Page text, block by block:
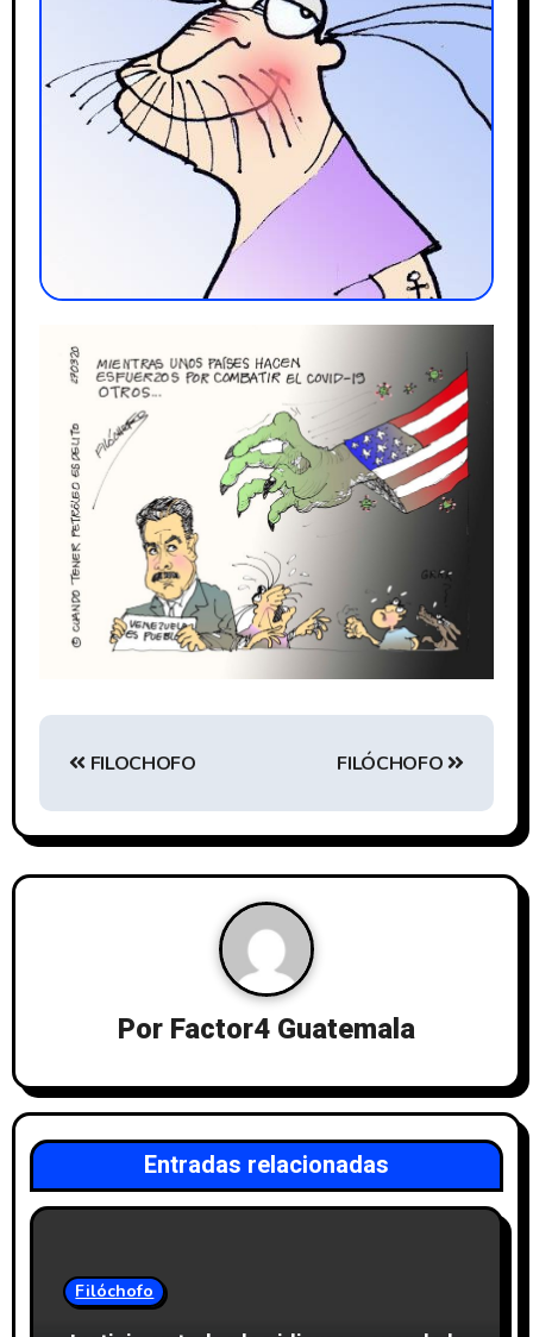
FILOCHOFO FILÓCHOFO
Por Factor4 Guatemala
Entradas relacionadas
Filóchofo